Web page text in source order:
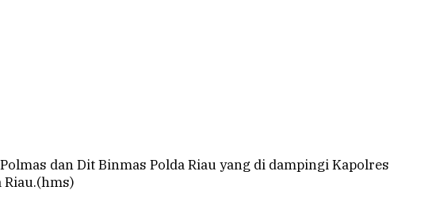
dan Dit Binmas Polda Riau yang di dampingi Kapolres
Riau.(hms)